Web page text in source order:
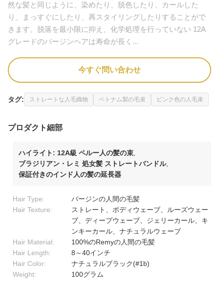
然な髪と同じように、染めたり、脱色したり、カールした
り、まっすぐにしたり、再スタイリングしたりすることがで
きます。脱落を最小限に抑え、化学処理を行っていない 12A
グレードのバージンヘアは寿命が長く...
今すぐ問い合わせ
タグ: ストレートな人毛織物 ベトナム製の毛束 ピンク色の人毛束
プロダクト細部
ハイライト: 12A級 ペルー人の髪の束
ブラジリアン・レミ 処女髪 ストレートバンドル,
保証付きのインド人の髪の延長器
Hair Type:
バージンの人間の毛髪
Hair Texture:
ストレート、ボディウェーブ、ルーズウェー
ブ、ディープウェーブ、ジェリーカール、キ
ンキーカール、ナチュラルウェーブ
Hair Material:
100%のRemyの人間の毛髪
Hair Length:
8～40インチ
Hair Color:
ナチュラルブラック(#1b)
Weight:
100グラム